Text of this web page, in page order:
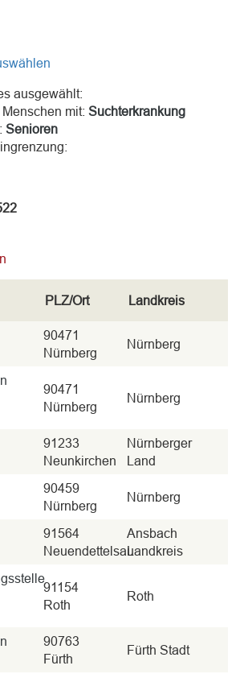
ausgewählt:
mit: Suchterkrankung
Senioren
PLZ/Ort Landkreis
90471
Nürnberg
Nürnberg
90471
Nürnberg
Nürnberg
91233
Neunkirchen
Nürnberger
Land
90459
Nürnberg
Nürnberg
91564
Neuendettelsau
Ansbach
Landkreis
91154
Roth
Roth
90763
Fürth
Fürth Stadt